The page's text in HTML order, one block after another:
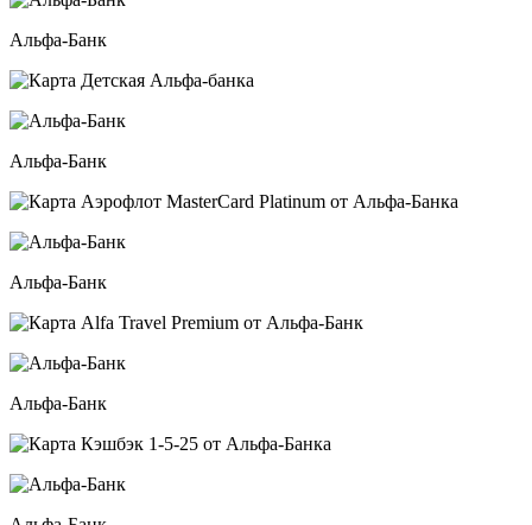
Альфа-Банк
Альфа-Банк
Альфа-Банк
Альфа-Банк